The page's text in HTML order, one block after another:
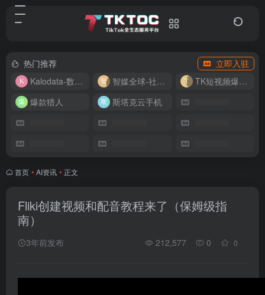
热门推荐
立即入驻
Kalodata-数据分析平台
智媒全球-社媒管理平台
TK短视频爆款复刻
爆款猎人
斯塔克云手机
首页 • AI资讯 • 正文
Fliki创建视频和配音教程来了（保姆级指
南）
3年前发布 212,577 0 0